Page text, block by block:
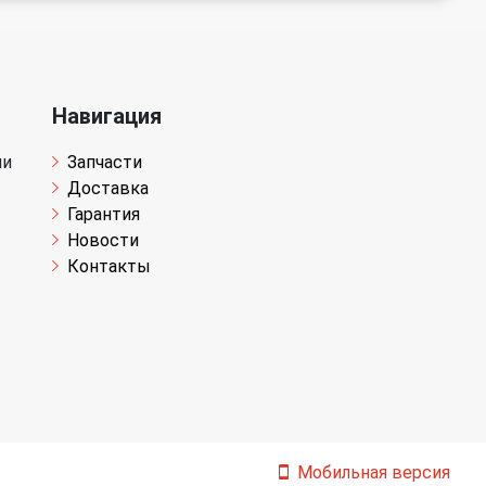
Навигация
Запчасти
Доставка
Гарантия
Новости
Контакты
Мобильная версия